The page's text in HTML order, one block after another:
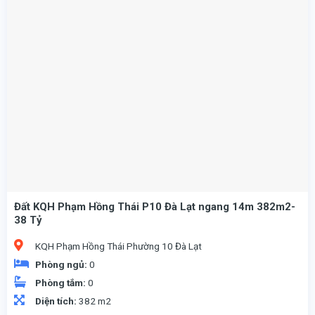
Đất KQH Phạm Hồng Thái P10 Đà Lạt ngang 14m 382m2-
38 Tỷ
KQH Phạm Hồng Thái Phường 10 Đà Lạt
Phòng ngủ: 0
Phòng tắm: 0
Diện tích: 382 m2